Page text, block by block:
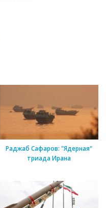
Раджаб Сафаров: "Ядерная"
триада Ирана